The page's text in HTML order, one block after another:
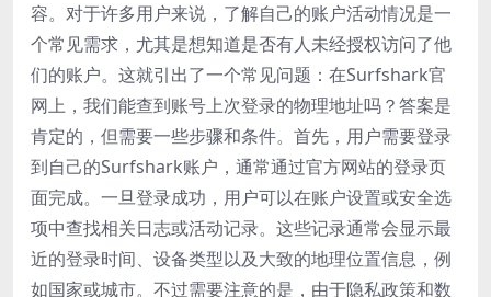
容。对于许多用户来说，了解自己的账户活动情况是一
个常见需求，尤其是想知道是否有人未经授权访问了他
们的账户。这就引出了一个常见问题：在Surfshark官
网上，我们能查到账号上次登录的物理地址吗？答案是
肯定的，但需要一些步骤和条件。首先，用户需要登录
到自己的Surfshark账户，通常通过官方网站的登录页
面完成。一旦登录成功，用户可以在账户设置或安全选
项中查找相关日志或活动记录。这些记录通常会显示最
近的登录时间、设备类型以及大致的地理位置信息，例
如国家或城市。不过需要注意的是，由于隐私政策和数